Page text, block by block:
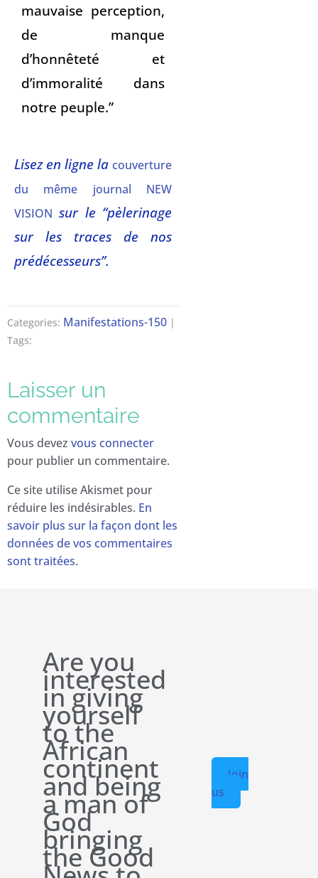
mauvaise perception,
de manque
d’honnêteté et
d’immoralité dans
notre peuple.”
Lisez en ligne lacouverture
du même journal NEW
VISION sur le “pèlerinage
sur les traces de nos
prédécesseurs”.
Categories: Manifestations-150 |
Tags:
Laisser un
commentaire
Vous devez vous connecter
pour publier un commentaire.
Ce site utilise Akismet pour
réduire les indésirables. En
savoir plus sur la façon dont les
données de vos commentaires
sont traitées.
Are you
interested
in giving
yourself
to the
African
continent
and being
a man of
God
bringing
the Good
Join
us